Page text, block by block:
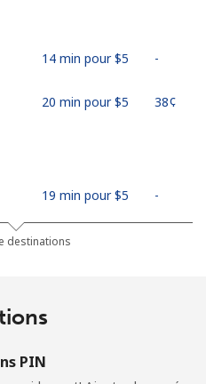
14 min pour ⁦$5⁩ -
20 min pour ⁦$5⁩ ⁦38¢⁩
19 min pour ⁦$5⁩ -
10 min pour ⁦$5⁩
destinations
PIN